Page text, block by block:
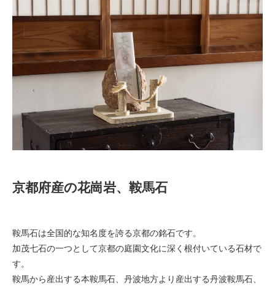
京都府産の花崗岩、鞍馬石
鞍馬石は全国的な知名度を誇る京都の銘石です。
加茂七石の一つとして京都の庭園文化に深く根付いている石材で
す。
鞍馬から産出する本鞍馬石、丹波地方より産出する丹波鞍馬石、